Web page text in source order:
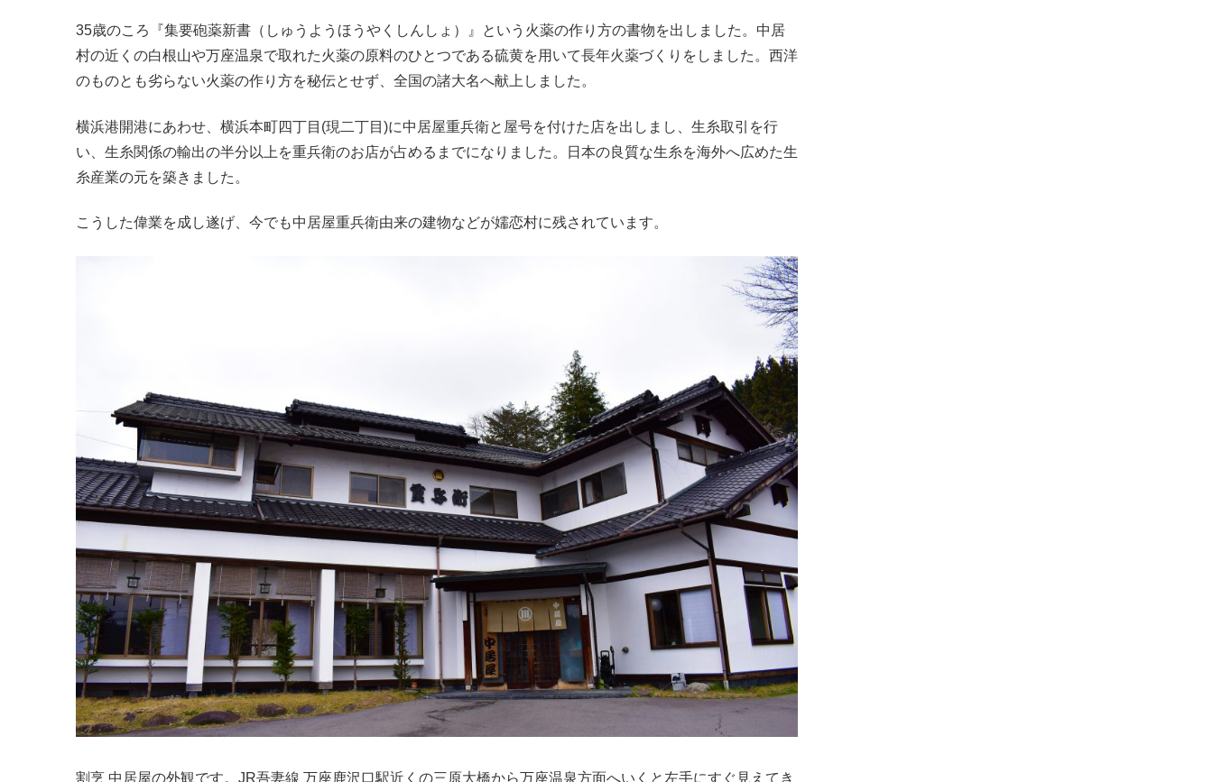
35歳のころ『集要砲薬新書（しゅうようほうやくしんしょ）』という火薬の作り方の書物を出しました。中居
村の近くの白根山や万座温泉で取れた火薬の原料のひとつである硫黄を用いて長年火薬づくりをしました。西洋
のものとも劣らない火薬の作り方を秘伝とせず、全国の諸大名へ献上しました。
横浜港開港にあわせ、横浜本町四丁目(現二丁目)に中居屋重兵衛と屋号を付けた店を出しまし、生糸取引を行
い、生糸関係の輸出の半分以上を重兵衛のお店が占めるまでになりました。日本の良質な生糸を海外へ広めた生
糸産業の元を築きました。
こうした偉業を成し遂げ、今でも中居屋重兵衛由来の建物などが嬬恋村に残されています。
割烹 中居屋の外観です。JR吾妻線 万座鹿沢口駅近くの三原大橋から万座温泉方面へいくと左手にすぐ見えてき